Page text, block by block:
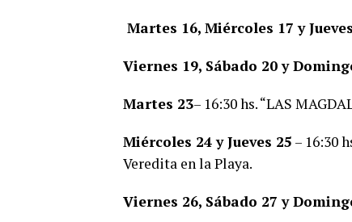
Martes 16, Miércoles 17 y
Viernes 19, Sábado 20 y
Martes 23– 16:30 hs. “LAS
Miércoles 24 y Jueves 25 – 16:30
Veredita en la Playa.
Viernes 26, Sábado 27 y